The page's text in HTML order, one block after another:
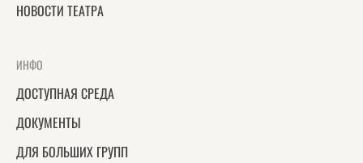
НОВОСТИ ТЕАТРА
ИНФО
ДОСТУПНАЯ СРЕДА
ДОКУМЕНТЫ
ДЛЯ БОЛЬШИХ ГРУПП